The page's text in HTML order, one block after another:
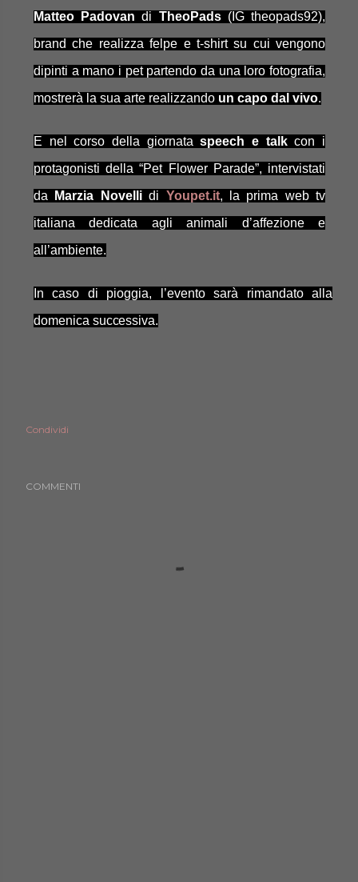
Matteo Padovandi TheoPads (IG theopads92),
brand che realizza felpe e t-shirt su cui vengono
dipinti a mano i pet partendo da una loro fotografia,
mostrerà la sua arte realizzando un capo dal vivo.
E nel corso della giornataspeech e talkcon i
protagonisti della “Pet Flower Parade”, intervistati
da
Marzia Novellidi Youpet.it, la prima web tv
italiana dedicata agli animali d’affezione e
all’ambiente.
In caso di pioggia, l’evento sarà rimandato alla
domenica successiva.
Condividi
COMMENTI